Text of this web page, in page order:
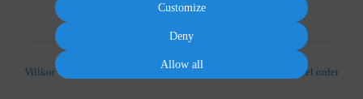
Villkor Avtryck Cancel subscription Cancel order
Customize
Deny
Allow all